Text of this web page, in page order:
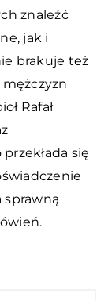
znaleźć
jak i
brakuje też
Rafał
się
sprawną